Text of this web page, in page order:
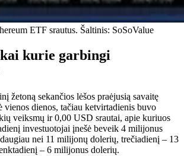
ETF srautus. Šaltinis: SoSoValue
kurie garbingi
žetoną sekančios lėšos praėjusią savaitę
vienos dienos, tačiau ketvirtadienis buvo
veiksmų ir 0,00 USD srautai, apie kuriuos
investuotojai įnešė beveik 4 milijonus
nei 11 milijonų dolerių, trečiadienį – 13
– 6 milijonus dolerių.